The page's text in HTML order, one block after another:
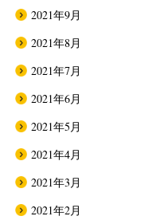
2021年9月
2021年8月
2021年7月
2021年6月
2021年5月
2021年4月
2021年3月
2021年2月